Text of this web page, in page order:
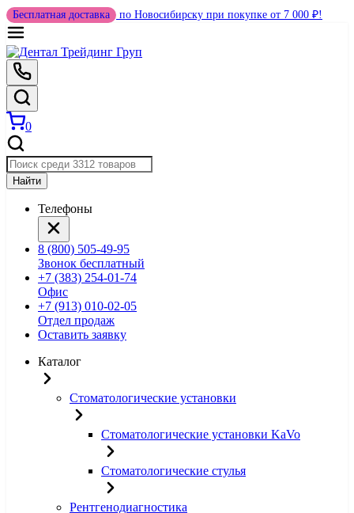
Бесплатная доставка по Новосибирску при покупке от 7 000 ₽!
0
Найти
Телефоны
8 (800) 505-49-95
Звонок бесплатный
+7 (383) 254-01-74
Офис
+7 (913) 010-02-05
Отдел продаж
Оставить заявку
Каталог
Стоматологические установки
Стоматологические установки KaVo
Стоматологические стулья
Рентгенодиагностика